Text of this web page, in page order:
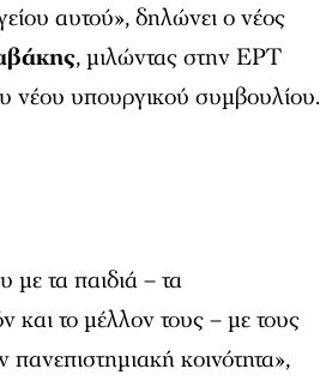
αυτού», δηλώνει ο νέος
, μιλώντας στην ΕΡΤ
νέου υπουργικού συμβουλίου.
με τα παιδιά – τα
και το μέλλον τους – με τους
πανεπιστημιακή κοινότητα»,